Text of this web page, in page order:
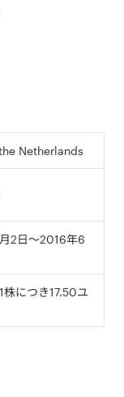
Netherlands
2日～2016年6
株につき17.50ユ